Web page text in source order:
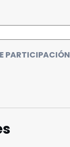
PARTICIPACIÓN